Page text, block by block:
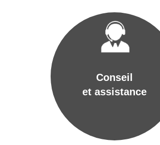
Conseil
et assistance